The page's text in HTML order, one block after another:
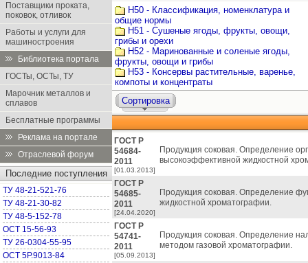
Поставщики проката,
поковок, отливок
Работы и услуги для
машиностроения
Библиотека портала
ГОСТы, ОСТы, ТУ
Марочник металлов и
сплавов
Бесплатные программы
Реклама на портале
Отраслевой форум
Последние поступления
ТУ 48-21-521-76
ТУ 48-21-30-82
ТУ 48-5-152-78
ОСТ 15-56-93
ТУ 26-0304-55-95
ОСТ 5Р.9013-84
Н50 - Классификация, номенклатура и
общие нормы
Н51 - Сушеные ягоды, фрукты, овощи,
грибы и орехи
Н52 - Маринованные и соленые ягоды,
фрукты, овощи и грибы
Н53 - Консервы растительные, варенье,
компоты и концентраты
Сортировка
ГОСТ Р
54684-
2011
[01.03.2013]
Продукция соковая. Определение
высокоэффективной жидкостной
ГОСТ Р
54685-
2011
[24.04.2020]
Продукция соковая. Определение
жидкостной хроматографии.
ГОСТ Р
54741-
2011
[05.09.2013]
Продукция соковая. Определение
методом газовой хроматографии.